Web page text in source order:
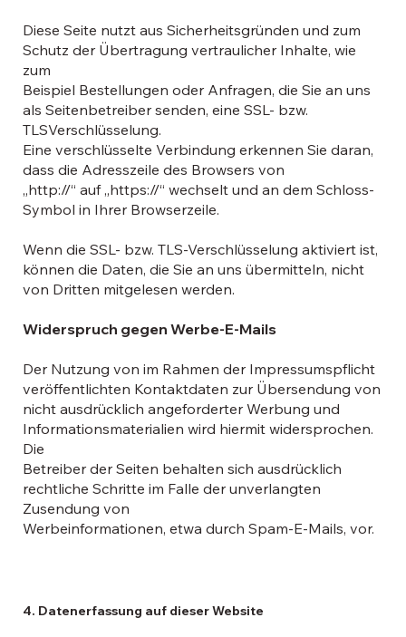
Diese Seite nutzt aus Sicherheitsgründen und zum
Schutz der Übertragung vertraulicher Inhalte, wie
zum
Beispiel Bestellungen oder Anfragen, die Sie an uns
als Seitenbetreiber senden, eine SSL- bzw.
TLSVerschlüsselung.
Eine verschlüsselte Verbindung erkennen Sie daran,
dass die Adresszeile des Browsers von
„http://“ auf „https://“ wechselt und an dem Schloss-
Symbol in Ihrer Browserzeile.
Wenn die SSL- bzw. TLS-Verschlüsselung aktiviert ist,
können die Daten, die Sie an uns übermitteln, nicht
von Dritten mitgelesen werden.
Widerspruch gegen Werbe-E-Mails
Der Nutzung von im Rahmen der Impressumspflicht
veröffentlichten Kontaktdaten zur Übersendung von
nicht ausdrücklich angeforderter Werbung und
Informationsmaterialien wird hiermit widersprochen.
Die
Betreiber der Seiten behalten sich ausdrücklich
rechtliche Schritte im Falle der unverlangten
Zusendung von
Werbeinformationen, etwa durch Spam-E-Mails, vor.
4. Datenerfassung auf dieser Website